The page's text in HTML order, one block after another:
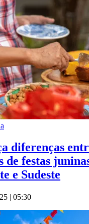
diferenças
de festas
e Sudeste
| 05:30